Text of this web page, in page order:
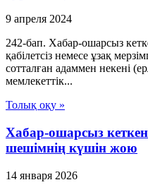
9 апреля 2024
242-бап. Хабар-ошарсыз
қабілетсіз немесе ұзақ
сотталған адаммен некені
мемлекеттік...
Толық оқу »
Хабар-ошарсыз
шешімнің күшін жою
14 января 2026